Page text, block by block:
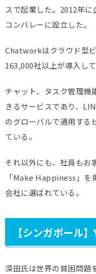
スで起業した。2012年
コンバレーに設立した。
Chatworkはクラウド型ビ
163,000社以上が導入して
チャット、タスク管理機
きるサービスであり、
のグローバルで通用する
ている。
それ以外にも、社員もお
「Make Happiness」を
会社に選ばれている。
【シンガポール
深田氏は世界の貧困問題